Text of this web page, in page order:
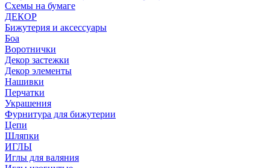
Схемы на бумаге
ДЕКОР
Бижутерия и аксессуары
Боа
Воротнички
Декор застежки
Декор элементы
Нашивки
Перчатки
Украшения
Фурнитура для бижутерии
Цепи
Шляпки
ИГЛЫ
Иглы для валяния